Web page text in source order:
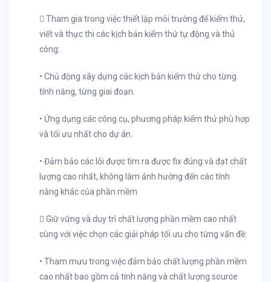
 Tham gia trong việc thiết lập môi trường để kiểm thử,
viết và thực thi các kịch bản kiểm thử tự động và thủ
công:
• Chủ động xây dựng các kịch bản kiểm thử cho từng
tính năng, từng giai đoạn.
• Ứng dụng các công cụ, phương pháp kiểm thử phù hợp
và tối ưu nhất cho dự án.
• Đảm bảo các lỗi được tìm ra được fix đúng và đạt chất
lượng cao nhất, không làm ảnh hưởng đến các tính
năng khác của phần mềm
 Giữ vững và duy trì chất lượng phần mềm cao nhất
cùng với việc chọn các giải pháp tối ưu cho từng vấn đề:
• Tham mưu trong việc đảm bảo chất lượng phần mềm
cao nhất bao gồm cả tính năng và chất lượng source